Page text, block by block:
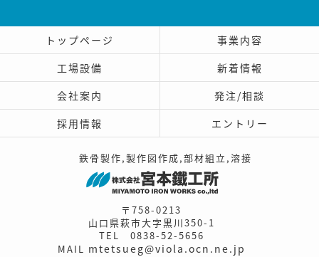
トップページ
事業内容
工場設備
新着情報
会社案内
発注/相談
採用情報
エントリー
鉄骨製作,製作図作成,部材組立,溶接
〒758-0213
山口県萩市大字黒川350-1
TEL 0838-52-5656
MAIL mtetsueg@viola.ocn.ne.jp